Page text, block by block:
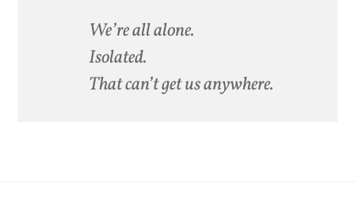
We’re all alone.
Isolated.
That can’t get us anywhere.